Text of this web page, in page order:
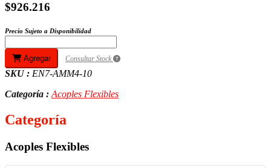
$926.216
Precio Sujeto a Disponibilidad
Agregar Consultar Stock
SKU : EN7-AMM4-10
Categoría :Acoples Flexibles
Categoría
Acoples Flexibles